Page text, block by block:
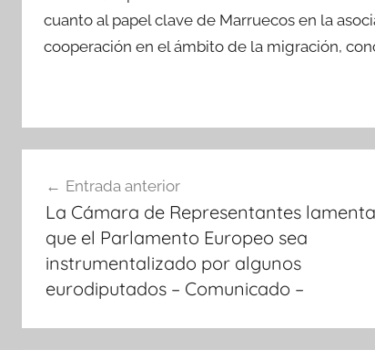
cuanto al papel clave de Marruecos en la
cooperación en el ámbito de la migración,
de
entradas
Entrada anterior
La Cámara de Representantes lamenta
que el Parlamento Europeo sea
instrumentalizado por algunos
eurodiputados – Comunicado –